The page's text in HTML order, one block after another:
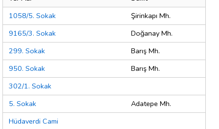
1058/5. Sokak
Şirinkapı Mh.
9165/3. Sokak
Doğanay Mh.
299. Sokak
Barış Mh.
950. Sokak
Barış Mh.
302/1. Sokak
5. Sokak
Adatepe Mh.
Hüdaverdi Cami